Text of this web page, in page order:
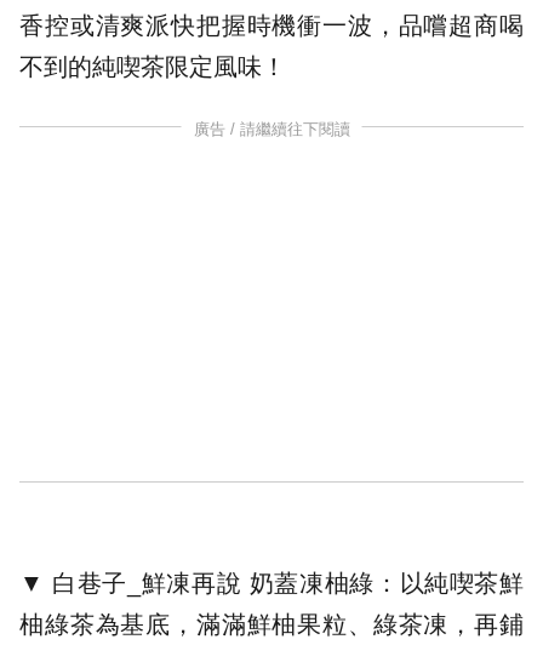
香控或清爽派快把握時機衝一波，品嚐超商喝
不到的純喫茶限定風味！
廣告 / 請繼續往下閱讀
▼ 白巷子_鮮凍再說 奶蓋凍柚綠：以純喫茶鮮
柚綠茶為基底，滿滿鮮柚果粒、綠茶凍，再鋪